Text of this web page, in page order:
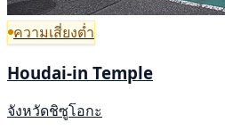
ความเสี่ยงต่ำ
Houdai-in Temple
จังหวัดชิซูโอกะ